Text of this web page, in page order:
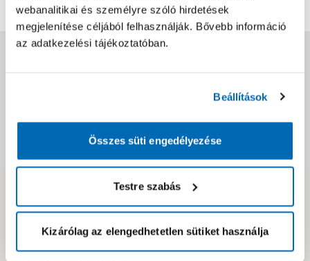
webanalitikai és személyre szóló hirdetések
megjelenítése céljából felhasználják. Bővebb információ
az adatkezelési tájékoztatóban.
Beállítások
Összes süti engedélyezése
Testre szabás
Kizárólag az elengedhetetlen sütiket használja
További értékelések
Jótállás, szavatosság
Dokumentumok, felelős személy
Kérjük jelezd nekünk!